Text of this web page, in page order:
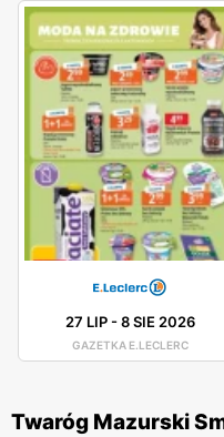
27 LIP-8 SIE 2026
GAZETKA E.LECLERC
Twaróg Mazurski